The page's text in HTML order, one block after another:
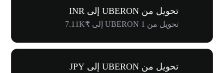
تحويل من UBERON إلى INR
تحويل من 1 UBERON إلى ₹7.11K
تحويل من UBERON إلى JPY